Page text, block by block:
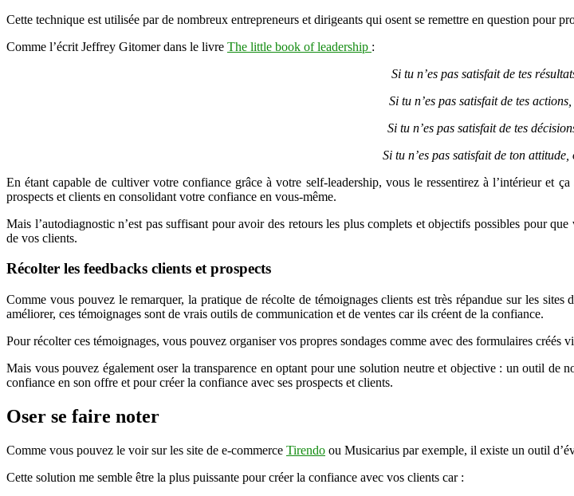
Cette technique est utilisée par de nombreux entrepreneurs et dirigeants qui osent se remettre en question pour
Comme l’écrit Jeffrey Gitomer dans le livre The little book of leadership :
Si tu n’es pas satisfait de tes
Si tu n’es pas satisfait de tes
Si tu n’es pas satisfait de tes
Si tu n’es pas satisfait de ton
En étant capable de cultiver votre confiance grâce à votre self-leadership, vous le ressentirez à l’intérieur et
prospects et clients en consolidant votre confiance en vous-même.
Mais l’autodiagnostic n’est pas suffisant pour avoir des retours les plus complets et objectifs possibles pour
de vos clients.
Récolter les feedbacks clients et prospects
Comme vous pouvez le remarquer, la pratique de récolte de témoignages clients est très répandue sur les
améliorer, ces témoignages sont de vrais outils de communication et de ventes car ils créent de la confiance.
Pour récolter ces témoignages, vous pouvez organiser vos propres sondages comme avec des formulaires créés
Mais vous pouvez également oser la transparence en optant pour une solution neutre et objective : un outil de
confiance en son offre et pour créer la confiance avec ses prospects et clients.
Oser se faire noter
Comme vous pouvez le voir sur les site de e-commerce Tirendo ou Musicarius par exemple, il existe un outil
Cette solution me semble être la plus puissante pour créer la confiance avec vos clients car :